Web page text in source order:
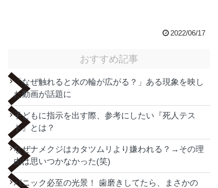
2022/06/17
おすすめ記事
「なぜ触れると水の輪が広がる？」ある現象を映し
た動画が話題に
子どもに指示を出す際、参考にしたい『死人テス
ト』とは？
なぜナメクジはカタツムリより嫌われる？→その理
由は思いつかなかった(笑)
パニック必至の光景！ 歯磨きしてたら、まさかの